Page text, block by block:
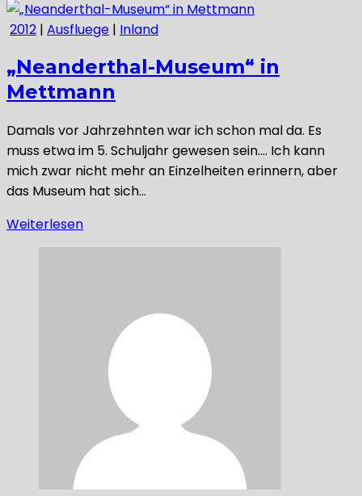
2012 | Ausfluege | Inland
„Neanderthal-Museum“ in
Mettmann
Damals vor Jahrzehnten war ich schon mal da. Es
muss etwa im 5. Schuljahr gewesen sein…. Ich kann
mich zwar nicht mehr an Einzelheiten erinnern, aber
das Museum hat sich…
Weiterlesen